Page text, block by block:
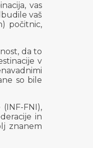
vas
vaš
počitnic,
da to
v
so bile
FNI),
in
znanem